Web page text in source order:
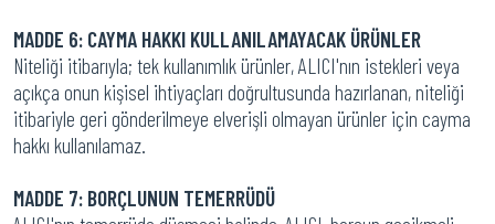
MADDE 6: CAYMA HAKKI KULLANILAMAYACAK ÜRÜNLER
Niteliği itibarıyla; tek kullanımlık ürünler, ALICI'nın istekleri veya
açıkça onun kişisel ihtiyaçları doğrultusunda hazırlanan, niteliği
itibariyle geri gönderilmeye elverişli olmayan ürünler için cayma
hakkı kullanılamaz.
MADDE 7: BORÇLUNUN TEMERRÜDÜ